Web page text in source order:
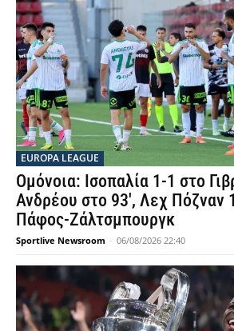
EUROPA LEAGUE
Ομόνοια: Ισοπαλία 1-1 στο
Ανδρέου στο 93′, Λεχ Πόζναν
Πάφος-Ζάλτσμπουργκ
Sportlive Newsroom - 06/08/2026 22:40